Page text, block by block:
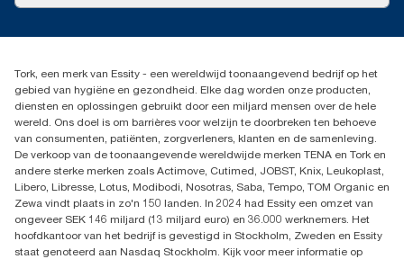
Productklacht
Dispenserklacht
030 - 698 46 66
Essity Netherlands B.V.
Arnhemse Bovenweg 120
3708 AH ZEIST
Nederland
Tork, een merk van Essity - een wereldwijd toonaangevend bedrijf op het
gebied van hygiëne en gezondheid. Elke dag worden onze producten,
diensten en oplossingen gebruikt door een miljard mensen over de hele
wereld. Ons doel is om barrières voor welzijn te doorbreken ten behoeve
van consumenten, patiënten, zorgverleners, klanten en de samenleving.
De verkoop van de toonaangevende wereldwijde merken TENA en Tork en
andere sterke merken zoals Actimove, Cutimed, JOBST, Knix, Leukoplast,
Libero, Libresse, Lotus, Modibodi, Nosotras, Saba, Tempo, TOM Organic en
Zewa vindt plaats in zo'n 150 landen. In 2024 had Essity een omzet van
ongeveer SEK 146 miljard (13 miljard euro) en 36.000 werknemers. Het
hoofdkantoor van het bedrijf is gevestigd in Stockholm, Zweden en Essity
staat genoteerd aan Nasdaq Stockholm. Kijk voor meer informatie op